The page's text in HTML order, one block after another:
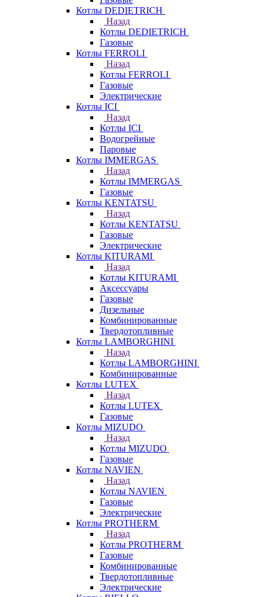
Котлы DEDIETRICH
Назад
Котлы DEDIETRICH
Газовые
Котлы FERROLI
Назад
Котлы FERROLI
Газовые
Электрические
Котлы ICI
Назад
Котлы ICI
Водогрейные
Паровые
Котлы IMMERGAS
Назад
Котлы IMMERGAS
Газовые
Котлы KENTATSU
Назад
Котлы KENTATSU
Газовые
Электрические
Котлы KITURAMI
Назад
Котлы KITURAMI
Аксессуары
Газовые
Дизельные
Комбинированные
Твердотопливные
Котлы LAMBORGHINI
Назад
Котлы LAMBORGHINI
Комбинированные
Котлы LUTEX
Назад
Котлы LUTEX
Газовые
Котлы MIZUDO
Назад
Котлы MIZUDO
Газовые
Котлы NAVIEN
Назад
Котлы NAVIEN
Газовые
Электрические
Котлы PROTHERM
Назад
Котлы PROTHERM
Газовые
Комбинированные
Твердотопливные
Электрические